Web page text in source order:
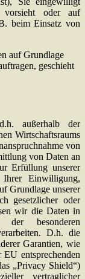
vorsieht oder auf
beim Einsatz von
auf Grundlage
geschieht
außerhalb der
Wirtschaftsraums
von
von Daten an
Erfüllung unserer
Ihrer Einwilligung,
Grundlage unserer
gesetzlicher oder
wir die Daten in
besonderen
D.h. die
Garantien, wie
entsprechenden
„Privacy Shield“)
vertraglicher